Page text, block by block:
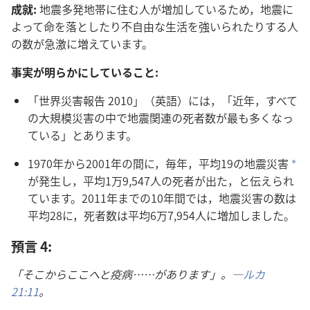
成就: 地震​多発​地帯​に​住む​人​が​増加​し​て​いる​ため，地震​に​
よっ​て​命​を​落とし​たり​不​自由​な​生活​を​強い​られ​たり​する​人​
の​数​が​急激​に​増え​て​い​ます。
事実​が​明らか​に​し​て​いる​こと:
「世界​災害​報告 2010」（英語）に​は，「近年，すべて​
の​大​規模​災害​の​中​で​地震​関連​の​死者​数​が​最も​多く​なっ​
て​いる」と​あり​ます。
1970​年​から​2001​年​の​間​に，毎年，平均​19​の​地震​災害​ *
が​発生​し，平均​1万9,547​人​の​死者​が​出​た，と​伝え​られ​
て​い​ます。2011​年​まで​の​10​年​間​で​は，地震​災害​の​数​は​
平均​28​に，死者​数​は​平均​6万7,954​人​に​増加​し​まし​た。
預言 4:
「そこ​から​ここ​へ​と​疫病……が​あり​ます」。―ルカ
21:11。